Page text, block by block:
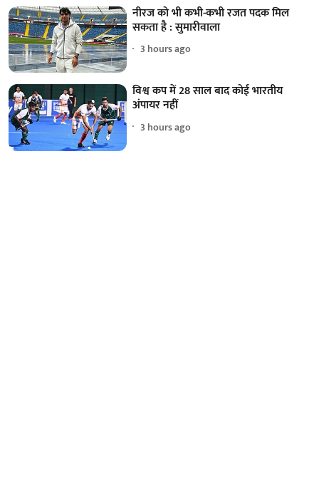
नीरज को भी कभी-कभी रजत पदक मिल
सकता है : सुमारीवाला
3 hours ago
विश्व कप में 28 साल बाद कोई भारतीय
अंपायर नहीं
3 hours ago